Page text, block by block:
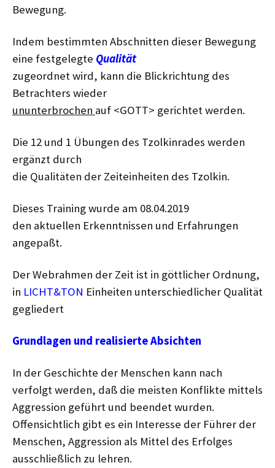
Bewegung.
Indem bestimmten Abschnitten dieser Bewegung
eine festgelegte Qualität
zugeordnet wird, kann die Blickrichtung des
Betrachters wieder
ununterbrochen auf <GOTT> gerichtet werden.
Die 12 und 1 Übungen des Tzolkinrades werden
ergänzt durch
die Qualitäten der Zeiteinheiten des Tzolkin.
Dieses Training wurde am 08.04.2019
den aktuellen Erkenntnissen und Erfahrungen
angepaßt.
Der Webrahmen der Zeit ist in göttlicher Ordnung,
in LICHT&TON Einheiten unterschiedlicher Qualität
gegliedert
Grundlagen und realisierte Absichten
In der Geschichte der Menschen kann nach
verfolgt werden, daß die meisten Konflikte mittels
Aggression geführt und beendet wurden.
Offensichtlich gibt es ein Interesse der Führer der
Menschen, Aggression als Mittel des Erfolges
ausschließlich zu lehren.